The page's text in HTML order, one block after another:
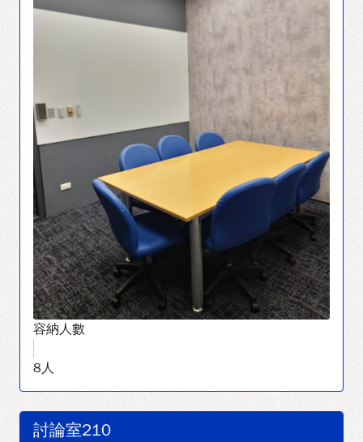
容納人數
8人
討論室210